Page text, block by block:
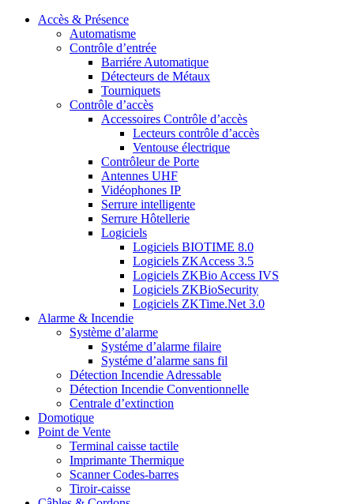
Accès & Présence
Automatisme
Contrôle d’entrée
Barriére Automatique
Détecteurs de Métaux
Tourniquets
Contrôle d’accès
Accessoires Contrôle d’accès
Lecteurs contrôle d’accès
Ventouse électrique
Contrôleur de Porte
Antennes UHF
Vidéophones IP
Serrure intelligente
Serrure Hôtellerie
Logiciels
Logiciels BIOTIME 8.0
Logiciels ZKAccess 3.5
Logiciels ZKBio Access IVS
Logiciels ZKBioSecurity
Logiciels ZKTime.Net 3.0
Alarme & Incendie
Système d’alarme
Systéme d’alarme filaire
Systéme d’alarme sans fil
Détection Incendie Adressable
Détection Incendie Conventionnelle
Centrale d’extinction
Domotique
Point de Vente
Terminal caisse tactile
Imprimante Thermique
Scanner Codes-barres
Tiroir-caisse